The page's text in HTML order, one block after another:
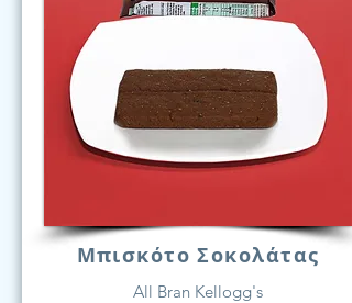
Μπισκότο Σοκολάτας
All Bran Kellogg's